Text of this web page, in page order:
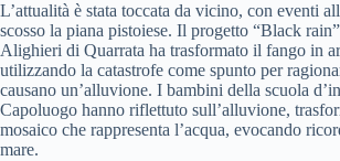
L’attualità è stata toccata da vicino, con eventi
scosso la piana pistoiese. Il progetto “Black
Alighieri di Quarrata ha trasformato il fango in
utilizzando la catastrofe come spunto per
causano un’alluvione. I bambini della scuola
Capoluogo hanno riflettuto sull’alluvione,
mosaico che rappresenta l’acqua, evocando
mare.